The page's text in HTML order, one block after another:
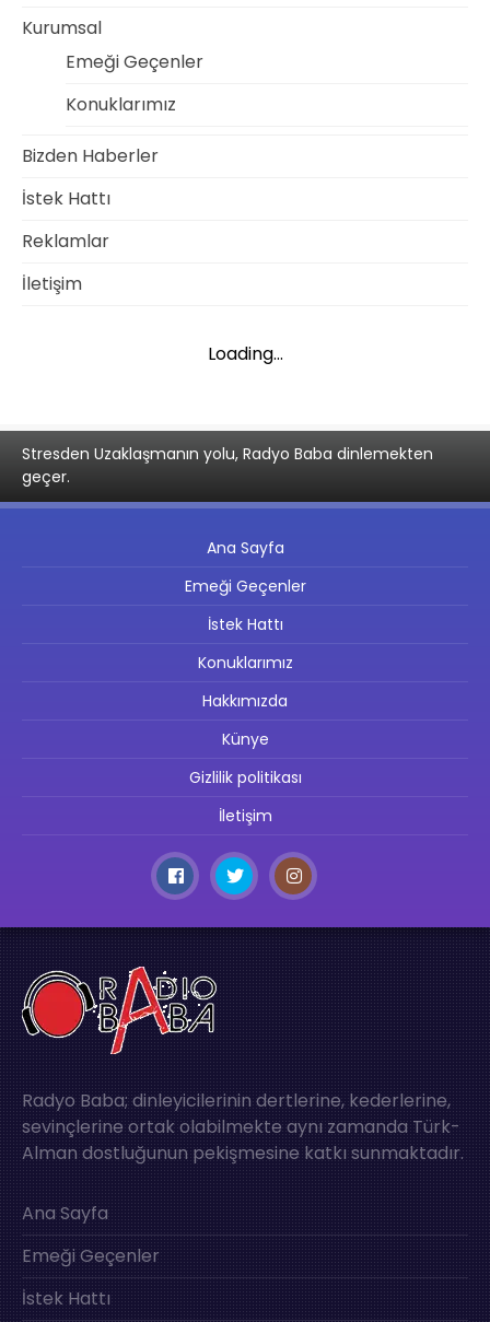
Kurumsal
Emeği Geçenler
Konuklarımız
Bizden Haberler
İstek Hattı
Reklamlar
İletişim
Loading...
Stresden Uzaklaşmanın yolu, Radyo Baba dinlemekten
geçer.
Ana Sayfa
Emeği Geçenler
İstek Hattı
Konuklarımız
Hakkımızda
Künye
Gizlilik politikası
İletişim
Radyo Baba; dinleyicilerinin dertlerine, kederlerine,
sevinçlerine ortak olabilmekte aynı zamanda Türk-
Alman dostluğunun pekişmesine katkı sunmaktadır.
Ana Sayfa
Emeği Geçenler
İstek Hattı